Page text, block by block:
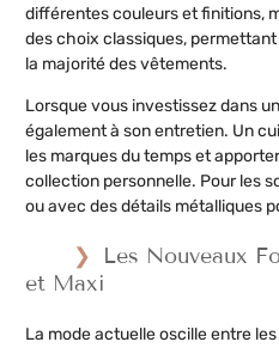
différentes couleurs et finitions,
des choix classiques,
la majorité des vêtements.
Lorsque vous investissez dans
également à son entretien. Un
les marques du temps et
collection personnelle. Pour les
ou avec des détails métalliques
Les Nouveaux
et Maxi
La mode actuelle oscille entre